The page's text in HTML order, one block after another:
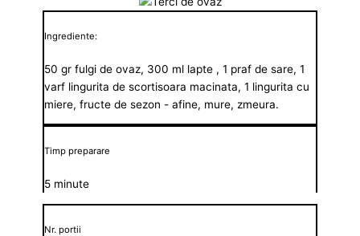
Ingrediente:
50 gr fulgi de ovaz, 300 ml lapte , 1 praf de sare, 1
varf lingurita de scortisoara macinata, 1 lingurita cu
miere, fructe de sezon - afine, mure, zmeura.
Timp preparare
5 minute
Nr. portii